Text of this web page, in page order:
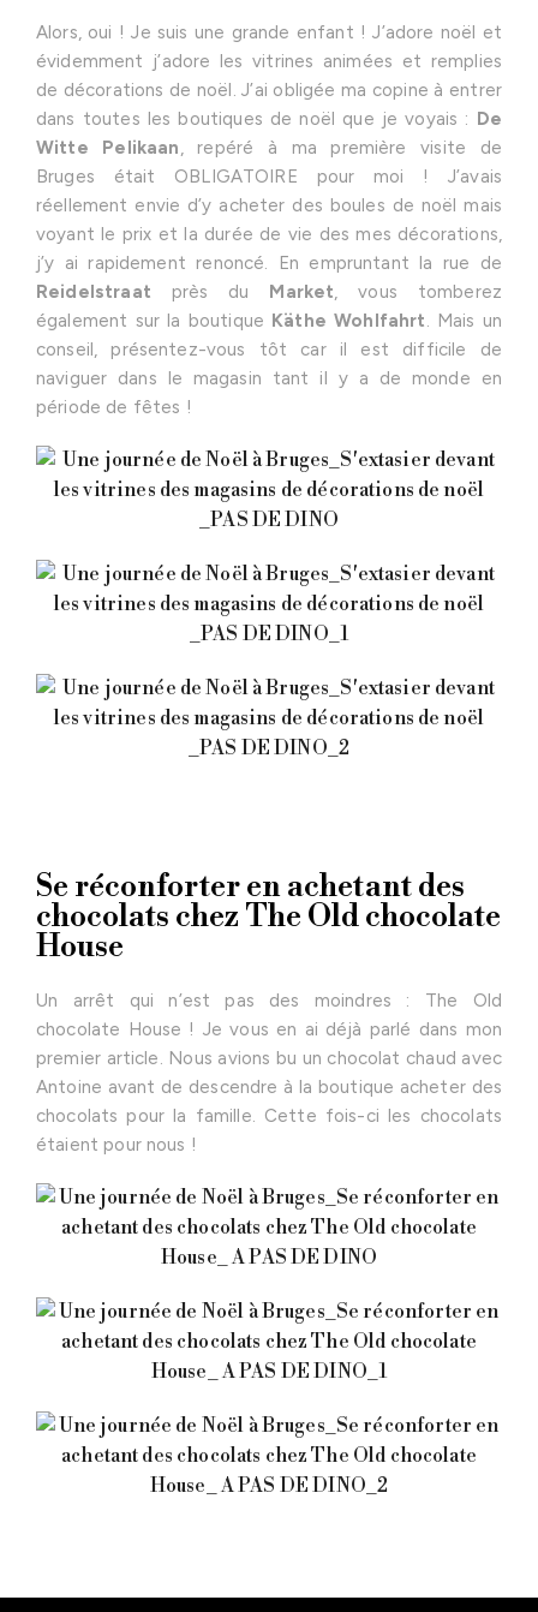
Alors, oui ! Je suis une grande enfant ! J’adore noël et
évidemment j’adore les vitrines animées et remplies
de décorations de noël. J’ai obligée ma copine à entrer
dans toutes les boutiques de noël que je voyais :
De
Witte Pelikaan, repéré à ma première visite de
Bruges était OBLIGATOIRE pour moi ! J’avais
réellement envie d’y acheter des boules de noël mais
voyant le prix et la durée de vie des mes décorations,
j’y ai rapidement renoncé. En empruntant la rue de
Reidelstraat près du Market, vous tomberez
également sur la boutique Käthe Wohlfahrt. Mais un
conseil, présentez-vous tôt car il est difficile de
naviguer dans le magasin tant il y a de monde en
période de fêtes !
Se réconforter en achetant des
chocolats chez The Old chocolate
House
Un arrêt qui n’est pas des moindres : The Old
chocolate House ! Je vous en ai déjà parlé dans mon
premier article. Nous avions bu un chocolat chaud avec
Antoine avant de descendre à la boutique acheter des
chocolats pour la famille. Cette fois-ci les chocolats
étaient pour nous !